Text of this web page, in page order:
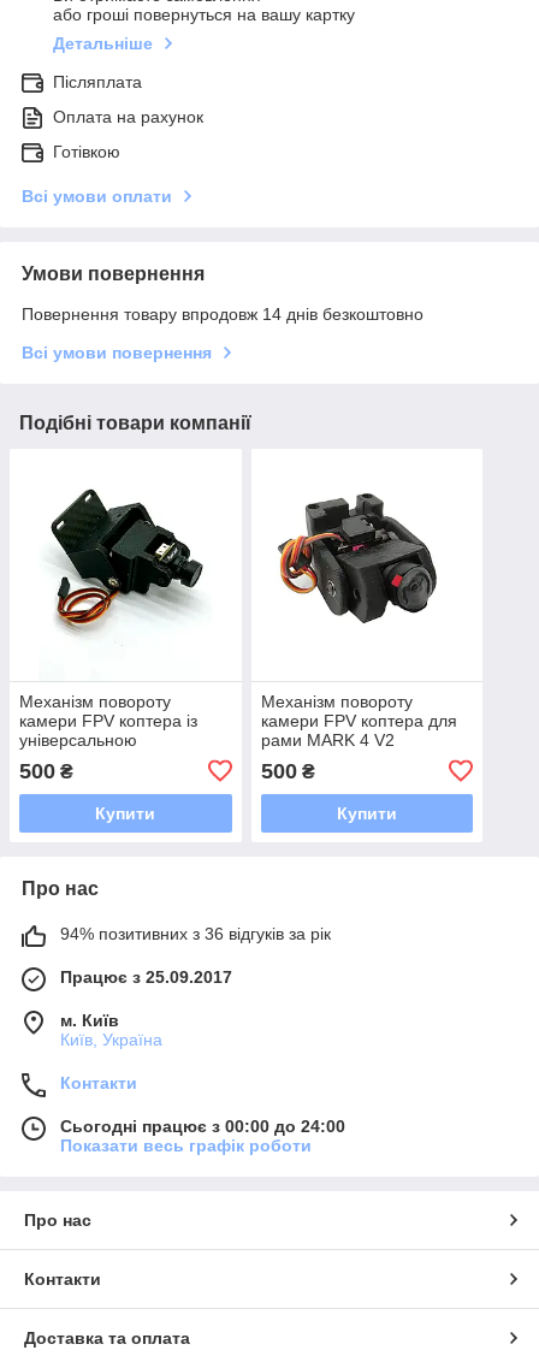
або гроші повернуться на вашу картку
Детальніше
Післяплата
Оплата на рахунок
Готівкою
Всі умови оплати
Умови повернення
Повернення товару впродовж 14 днів безкоштовно
Всі умови повернення
Подібні товари компанії
Механізм повороту
камери FPV коптера із
універсальною
500 ₴
Купити
Механізм повороту
камери FPV коптера для
рами MARK 4 V2
500₴
Купити
Про нас
94% позитивних з 36 відгуків за рік
Працює з 25.09.2017
м. Київ
Київ, Україна
Контакти
Сьогодні працює з 00:00 до 24:00
Показати весь графік роботи
Про нас
Контакти
Доставка та оплата